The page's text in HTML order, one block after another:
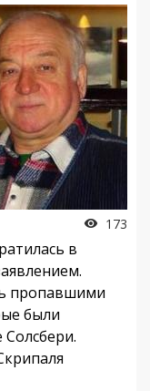
173
в
пропавшими
были